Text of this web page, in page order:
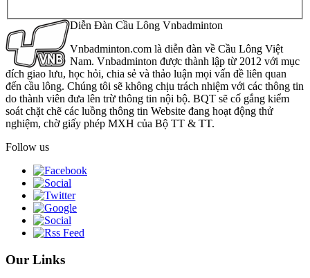
Diễn Đàn Cầu Lông Vnbadminton
Vnbadminton.com là diễn đàn về Cầu Lông Việt
Nam. Vnbadminton được thành lập từ 2012 với mục
đích giao lưu, học hỏi, chia sẻ và thảo luận mọi vấn đề liên quan
đến cầu lông. Chúng tôi sẽ không chịu trách nhiệm với các thông tin
do thành viên đưa lên trừ thông tin nội bộ. BQT sẽ cố gắng kiểm
soát chặt chẽ các luồng thông tin Website đang hoạt động thử
nghiệm, chờ giấy phép MXH của Bộ TT & TT.
Follow us
Our Links